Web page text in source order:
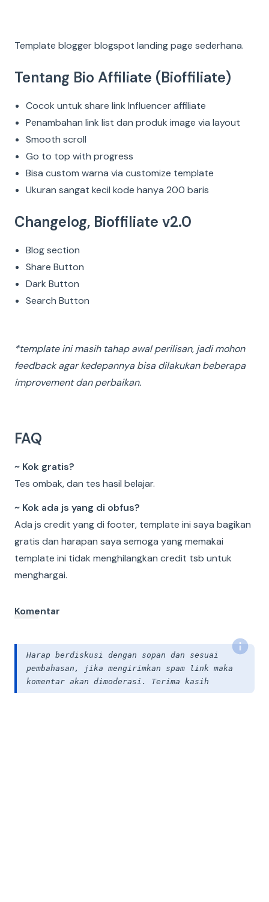
Template blogger blogspot landing page sederhana.
Tentang Bio Affiliate (Bioffiliate)
Cocok untuk share link Influencer affiliate
Penambahan link list dan produk image via layout
Smooth scroll
Go to top with progress
Bisa custom warna via customize template
Ukuran sangat kecil kode hanya 200 baris
Changelog, Bioffiliate v2.0
Blog section
Share Button
Dark Button
Search Button
*template ini masih tahap awal perilisan, jadi mohon
feedback agar kedepannya bisa dilakukan beberapa
improvement dan perbaikan.
FAQ
~ Kok gratis?
Tes ombak, dan tes hasil belajar.
~ Kok ada js yang di obfus?
Ada js credit yang di footer, template ini saya bagikan
gratis dan harapan saya semoga yang memakai
template ini tidak menghilangkan credit tsb untuk
menghargai.
Komentar
Harap berdiskusi dengan sopan dan sesuai
pembahasan, jika mengirimkan spam link maka
komentar akan dimoderasi. Terima kasih